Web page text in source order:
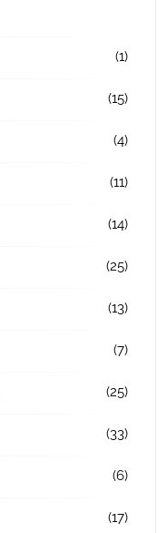
(1)
(15)
(4)
(11)
(14)
(25)
(13)
(7)
(25)
(33)
(6)
(17)